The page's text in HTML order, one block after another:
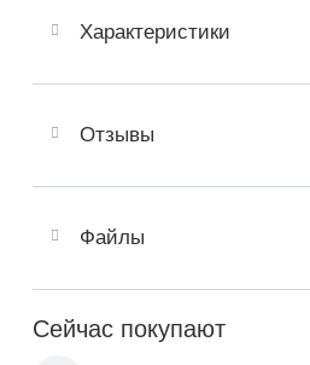
Характеристики
Отзывы
Файлы
Сейчас покупают